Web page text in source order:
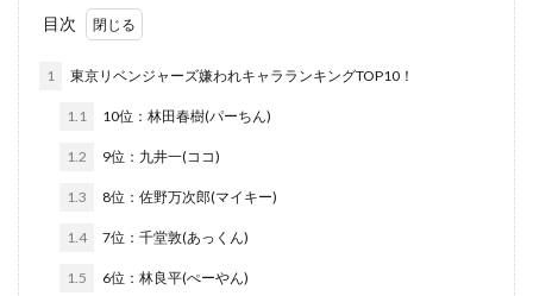
目次
1 東京リベンジャーズ嫌われキャラランキングTOP10！
1.1 10位：林田春樹(パーちん)
1.2 9位：九井一(ココ)
1.3 8位：佐野万次郎(マイキー)
1.4 7位：千堂敦(あっくん)
1.5 6位：林良平(ぺーやん)